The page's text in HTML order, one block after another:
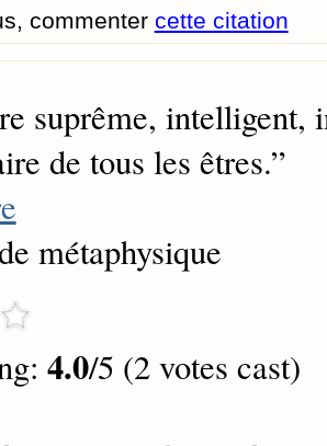
commenter cette citation
suprême, intelligent,
de tous les êtres.”
métaphysique
4.0/5 (2 votes cast)